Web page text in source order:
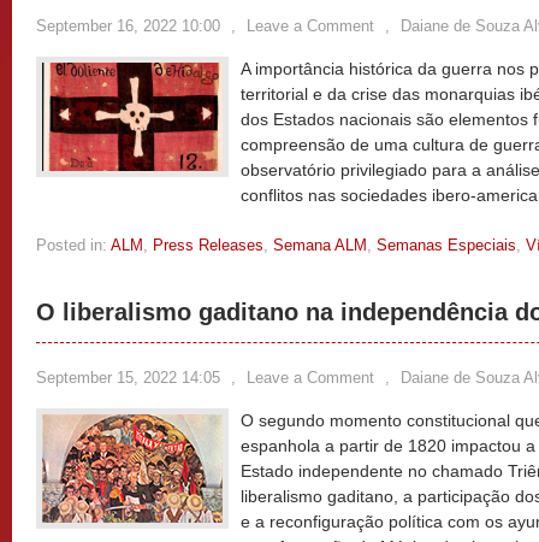
September 16, 2022 10:00 , Leave a Comment , Daiane de Souza
A importância histórica da guerra nos
territorial e da crise das monarquias
dos Estados nacionais são elementos
compreensão de uma cultura de
observatório privilegiado para a
conflitos nas sociedades ibero-
Posted in: ALM , Press Releases, Semana ALM , Semanas Especiais,
O liberalismo gaditano na independência
September 15, 2022 14:05 , Leave a Comment , Daiane de Souza
O segundo momento constitucional
espanhola a partir de 1820 impactou
Estado independente no chamado
liberalismo gaditano, a participação
e a reconfiguração política com os